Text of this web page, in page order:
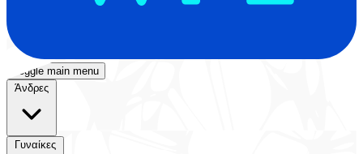
Toggle main menu
Άνδρες
Γυναίκες